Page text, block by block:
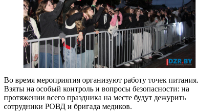
Во время мероприятия организуют работу точек питания.
Взяты на особый контроль и вопросы безопасности: на
протяжении всего праздника на месте будут дежурить
сотрудники РОВД и бригада медиков.